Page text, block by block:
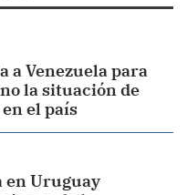
a Venezuela para
la situación de
el país
en Uruguay